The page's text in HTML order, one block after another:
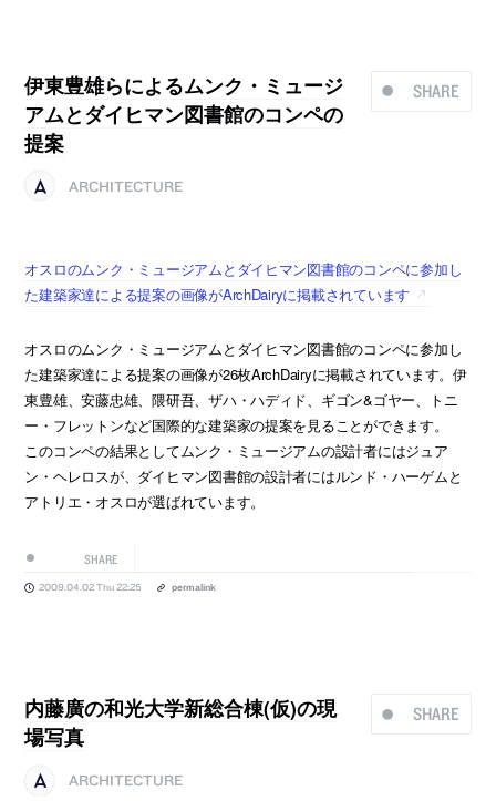
SHARE
伊東豊雄らによるムンク・ミュージ
アムとダイヒマン図書館のコンペの
提案
ARCHITECTURE
オスロのムンク・ミュージアムとダイヒマン図書館のコンペに参加し
た建築家達による提案の画像がArchDairyに掲載されています
オスロのムンク・ミュージアムとダイヒマン図書館のコンペに参加し
た建築家達による提案の画像が26枚ArchDairyに掲載されています。伊
東豊雄、安藤忠雄、隈研吾、ザハ・ハディド、ギゴン&ゴヤー、トニ
ー・フレットンなど国際的な建築家の提案を見ることができます。
このコンペの結果としてムンク・ミュージアムの設計者にはジュア
ン・ヘレロスが、ダイヒマン図書館の設計者にはルンド・ハーゲムと
アトリエ・オスロが選ばれています。
SHARE
2009.04.02 Thu 22:25 permalink
SHARE
内藤廣の和光大学新総合棟(仮)の現
場写真
ARCHITECTURE